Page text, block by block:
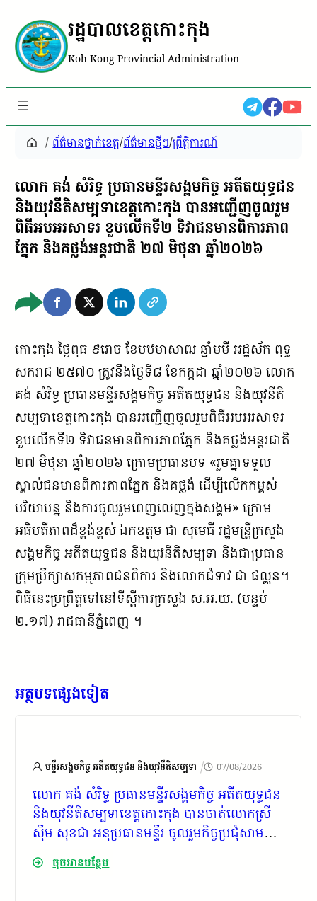
រដ្ឋបាលខេត្តកោះកុង
Koh Kong Provincial Administration
/ ព័ត៌មានថ្នាក់ខេត្ត/ព័ត៌មានថ្មីៗ/ព្រឹត្តិការណ៍
លោក គង់ សំរិទ្ធ ប្រធានមន្ទីរសង្គមកិច្ច អតីតយុទ្ធជន
និងយុវនីតិសម្បទាខេត្តកោះកុង បានអញ្ជើញចូលរួម
ពិធីអបអរសាទរ ខួបលើកទី២ ទិវាជនមានពិការភាព
ភ្នែក និងគថ្លង់អន្តរជាតិ ២៧ មិថុនា ឆ្នាំ២០២៦
កោះកុង ថ្ងៃពុធ ៩រោច ខែបឋមាសាឍ ឆ្នាំមមី អដ្ឋស័ក ពុទ្ធ
សករាជ ២៥៧០ ត្រូវនឹងថ្ងៃទី៨ ខែកក្កដា ឆ្នាំ២០២៦ លោក
គង់ សំរិទ្ធ ប្រធានមន្ទីរសង្គមកិច្ច អតីតយុទ្ធជន និងយុវនីតិ
សម្បទាខេត្តកោះកុង បានអញ្ជើញចូលរួមពិធីអបអរសាទរ
ខួបលើកទី២ ទិវាជនមានពិការភាពភ្នែក និងគថ្លង់អន្តរជាតិ
២៧ មិថុនា ឆ្នាំ២០២៦ ក្រោមប្រធានបទ «រួមគ្នាទទួល
ស្គាល់ជនមានពិការភាពភ្នែក និងគថ្លង់ ដើម្បីលើកកម្ពស់
បរិយាបន្ន និងការចូលរួមពេញលេញក្នុងសង្គម» ក្រោម
អធិបតីភាពដ៏ខ្ពង់ខ្ពស់ ឯកឧត្ដម ជា សុមេធី រដ្ឋមន្ត្រីក្រសួង
សង្គមកិច្ច អតីតយុទ្ធជន និងយុវនីតិសម្បទា និងជាប្រធាន
ក្រុមប្រឹក្សាសកម្មភាពជនពិការ និងលោកជំទាវ ជា ផល្គុន។
ពិធីនេះប្រព្រឹត្តទៅនៅទីស្ដីការក្រសួង ស.អ.យ. (បន្ទប់
២.១៧) រាជធានីភ្នំពេញ ។
អត្ថបទផ្សេងទៀត
មន្ទីរសង្គមកិច្ច អតីតយុទ្ធជន និងយុវនីតិសម្បទា / 07/08/2026
លោក គង់ សំរិទ្ធ ប្រធានមន្ទីរសង្គមកិច្ច អតីតយុទ្ធជន
និងយុវនីតិសម្បទាខេត្តកោះកុង បានចាត់លោកស្រី
ស៊ឹម សុខជា អនុប្រធានមន្ទីរ ចូលរួមកិច្ចប្រជុំសាមញ្ញ
លើកទី២៥ របស់ គ.ក.ស.ក. ខេត្ត ឆ្នាំ២០២៦
ចុចអានបន្ថែម